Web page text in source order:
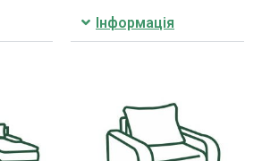
Інформація